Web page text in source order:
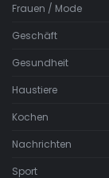
Frauen / Mode
Geschäft
Gesundheit
Haustiere
Kochen
Nachrichten
Sport